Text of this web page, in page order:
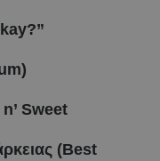
n’ Sweet
(Best